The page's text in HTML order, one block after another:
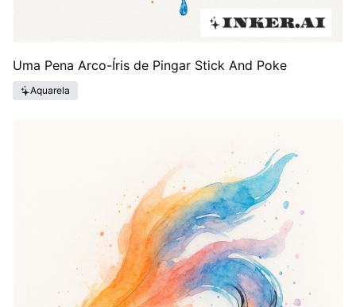
Uma Pena Arco-Íris de Pingar Stick And Poke
Aquarela